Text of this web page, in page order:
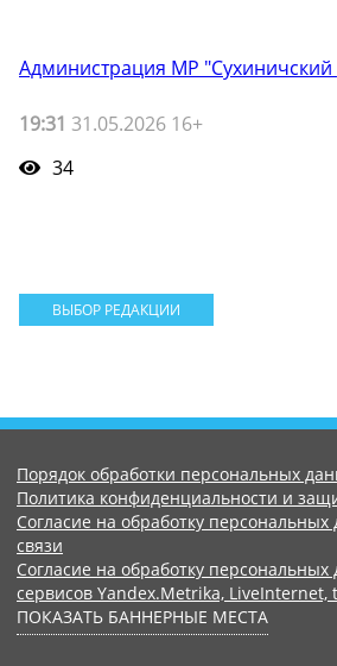
Администрация МР
19:31 31.05.2026 16+
34
ВЫБОР РЕДАКЦИИ
Порядок обработки персональных
Политика конфиденциальности и
Согласие на обработку
связи
Согласие на обработку
сервисов Yandex.Metrika, LiveInternet,
ПОКАЗАТЬ БАННЕРНЫЕ МЕСТА